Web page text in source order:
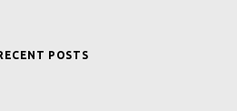
POSTS